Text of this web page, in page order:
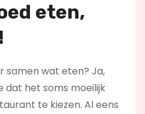
eten,
samen wat eten? Ja,
dat het soms moeilijk
te kiezen. Al eens